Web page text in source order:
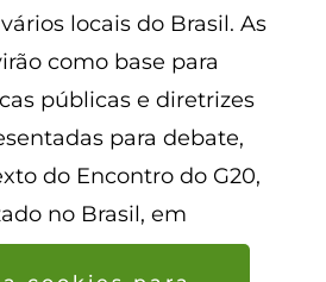
locais do Brasil. As
como base para
públicas e diretrizes
para debate,
do Encontro do G20,
no Brasil, em
como na